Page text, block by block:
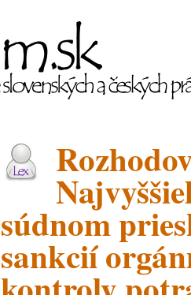
súdnom
sankcií